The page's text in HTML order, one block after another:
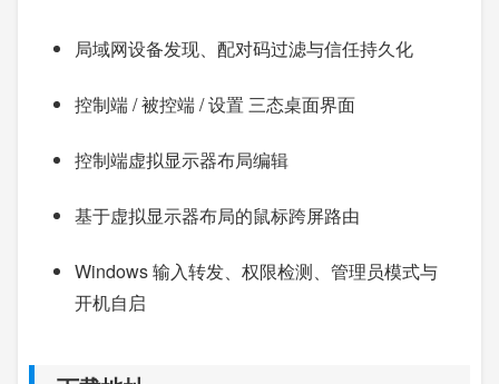
局域网设备发现、配对码过滤与信任持久化
控制端 / 被控端 / 设置 三态桌面界面
控制端虚拟显示器布局编辑
基于虚拟显示器布局的鼠标跨屏路由
Windows 输入转发、权限检测、管理员模式与
开机自启